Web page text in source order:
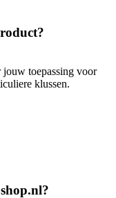
jouw toepassing voor
klussen.